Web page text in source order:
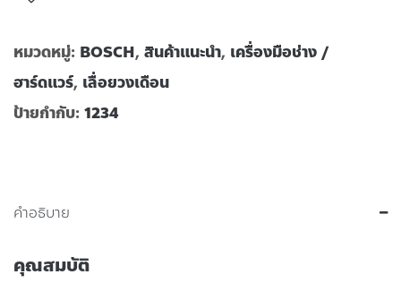
หมวดหมู่: BOSCH, สินค้าแนะนำ, เครื่องมือช่าง /
ฮาร์ดแวร์, เลื่อยวงเดือน
ป้ายกำกับ: 1234
คำอธิบาย
คุณสมบัติ